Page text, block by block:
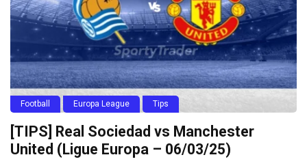
Football Europa League Tips
[TIPS] Real Sociedad vs Manchester
United (Ligue Europa – 06/03/25)